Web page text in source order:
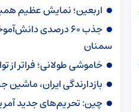
اربعین؛ نمایش عظیم
جذب ۶۰ درصدی
سمنان
خاموشی طولانی؛ فراتر از
بازدارندگی ایران، ماشین
چین: تحریم‌های جدید